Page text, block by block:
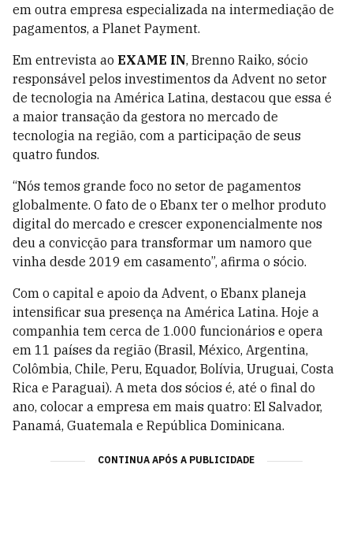
em outra empresa especializada na intermediação de
pagamentos, a Planet Payment.
Em entrevista ao EXAME IN, Brenno Raiko, sócio
responsável pelos investimentos da Advent no setor
de tecnologia na América Latina, destacou que essa é
a maior transação da gestora no mercado de
tecnologia na região, com a participação de seus
quatro fundos.
“Nós temos grande foco no setor de pagamentos
globalmente. O fato de o Ebanx ter o melhor produto
digital do mercado e crescer exponencialmente nos
deu a convicção para transformar um namoro que
vinha desde 2019 em casamento”, afirma o sócio.
Com o capital e apoio da Advent, o Ebanx planeja
intensificar sua presença na América Latina. Hoje a
companhia tem cerca de 1.000 funcionários e opera
em 11 países da região (Brasil, México, Argentina,
Colômbia, Chile, Peru, Equador, Bolívia, Uruguai, Costa
Rica e Paraguai). A meta dos sócios é, até o final do
ano, colocar a empresa em mais quatro: El Salvador,
Panamá, Guatemala e República Dominicana.
CONTINUA APÓS A PUBLICIDADE